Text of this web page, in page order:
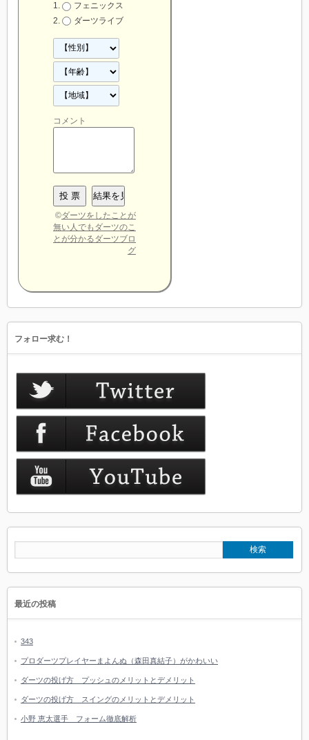
フェニックス
ダーツライブ
コメント
©ダーツをしたことが
無い人でもダーツのこ
とが分かるダーツブロ
グ
フォロー求む！
最近の投稿
343
プロダーツプレイヤーまよんぬ（森田真結子）がかわいい
ダーツの投げ方 プッシュのメリットとデメリット
ダーツの投げ方 スイングのメリットとデメリット
小野 恵太選手 フォーム徹底解析